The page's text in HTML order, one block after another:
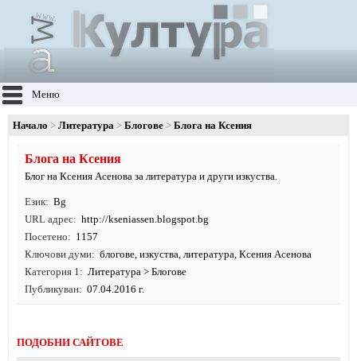
Меню
Начало Литература Блогове Блога на Ксения
Блога на Ксения
Блог на Ксения Асенова за литература и други изкуства.
Език
Bg
URL адрес
http://kseniassen.blogspot.bg
Посетено
1157
Ключови думи
блогове, изкуства, литература, Ксения Асенова
Категория 1
Литература > Блогове
Публикуван
07.04.2016 г.
ПОДОБНИ САЙТОВЕ